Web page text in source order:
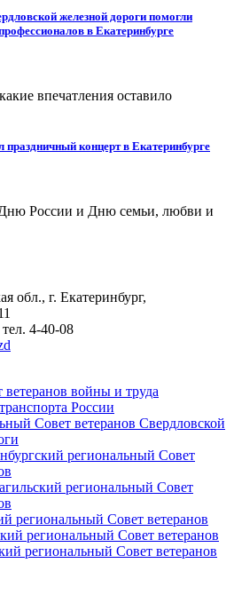
железной дороги помогли
в Екатеринбурге
впечатления оставило
концерт в Екатеринбурге
России и Дню семьи, любви и
обл., г. Екатеринбург,
4-40-08
войны и труда
России
Совет ветеранов Свердловской
региональный Совет
региональный Совет
региональный Совет ветеранов
региональный Совет ветеранов
региональный Совет ветеранов